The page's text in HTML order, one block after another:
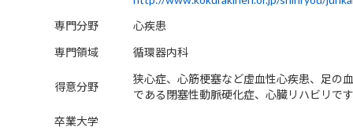
専門分野
心疾患
専門領域
循環器内科
得意分野
狭心症、心筋梗塞など虚血性心疾患、足の
である閉塞性動脈硬化症、心臓リハビリで
卒業大学